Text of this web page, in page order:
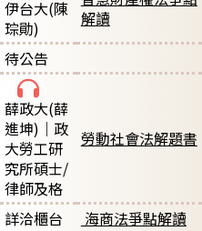
伊台大(陳
琮勛)
解讀
待公告
薛政大(薛
進坤)｜政
大勞工研
究所碩士/
律師及格
勞動社會法解題書
詳洽櫃台 海商法爭點解讀